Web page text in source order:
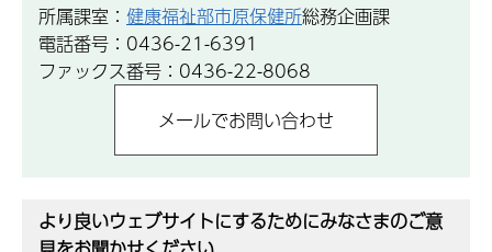
所属課室： 健康福祉部市原保健所総務企画課
電話番号：0436-21-6391
ファックス番号：0436-22-8068
より良いウェブサイトにするためにみなさまのご意